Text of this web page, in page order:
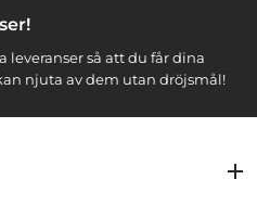
leveranser så att du får dina
njuta av dem utan dröjsmål!